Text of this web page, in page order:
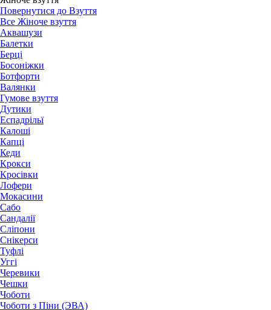
Повернутися до Взуття
Все Жіноче взуття
Аквашузи
Балетки
Берці
Босоніжки
Ботфорти
Валянки
Гумове взуття
Дутики
Еспадрільї
Калоші
Капці
Кеди
Крокси
Кросівки
Лофери
Мокасини
Сабо
Сандалії
Сліпони
Снікерси
Туфлі
Уггі
Черевики
Чешки
Чоботи
Чоботи з Піни (ЭВА)